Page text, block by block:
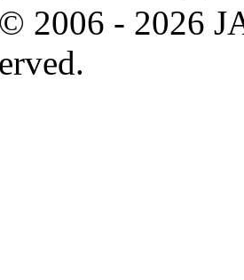
2006 - 2026